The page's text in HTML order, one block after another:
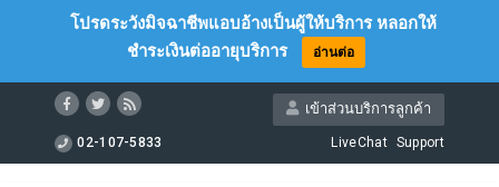
เข้าส่วนบริการลูกค้า
02-107-5833 LiveChat Support
โปรดระวังมิจฉาชีพแอบอ้างเป็นผู้ให้บริการ หลอกให้
ชำระเงินต่ออายุบริการ
อ่านต่อ